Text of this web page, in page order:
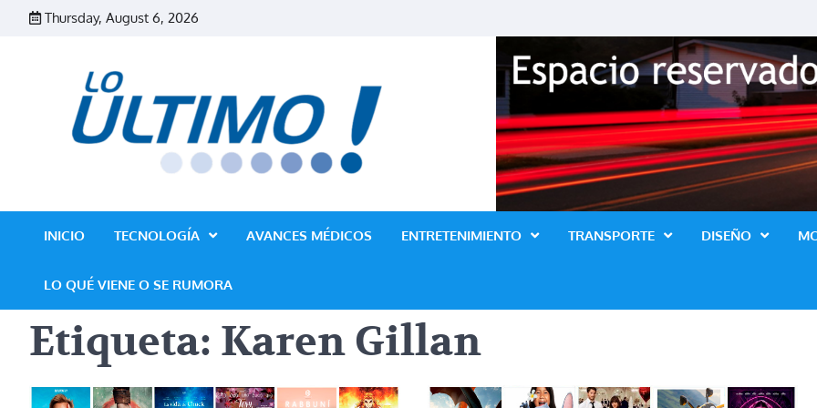
Thursday, August 6, 2026
Revista Lo Ultimo
INICIO TECNOLOGÍA AVANCES MÉDICOS ENTRETENIMIENTO TRANSPORTE DISEÑO
LO QUÉ VIENE O SE RUMORA
Etiqueta: Karen Gillan